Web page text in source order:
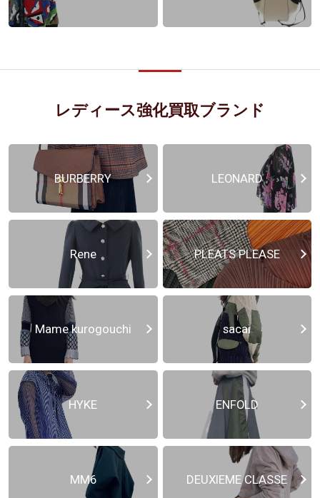
レディース強化買取ブランド
BURBERRY LEONARD
Rene PLEATS PLEASE
Mame kurogouchi sacai
HYKE ENFOLD
MM6 DEUXIEME CLASSE